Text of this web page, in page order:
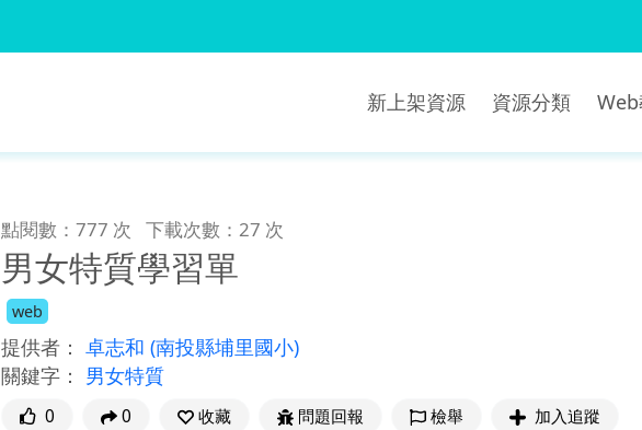
新上架資源 資源分類
點閱數：777 次 下載次數：27 次
男女特質學習單
web
提供者： 卓志和 (南投縣埔里國小)
關鍵字： 男女特質
0 0 收藏 問題回報 檢舉 加入追蹤